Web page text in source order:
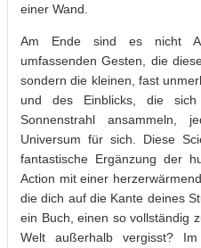
einer Wand.
Am Ende sind es nicht
umfassenden Gesten, die
sondern die kleinen, fast
und des Einblicks, die
Sonnenstrahl ansammeln,
Universum für sich. Diese
fantastische Ergänzung der
Action mit einer
die dich auf die Kante deines
ein Buch, einen so vollständig
Welt außerhalb vergisst?